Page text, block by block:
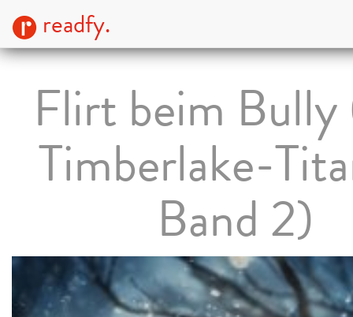
readfy.
Flirt beim
Timberlake-
Band 2)